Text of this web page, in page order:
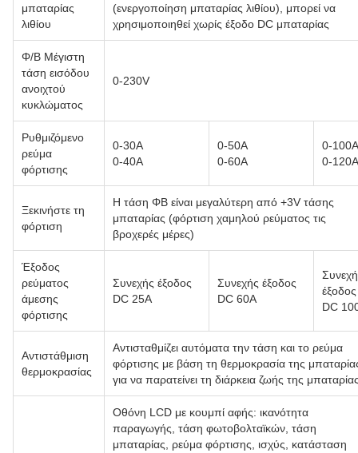
μπαταρίας
λιθίου
(ενεργοποίηση μπαταρίας λιθίου), μπορεί να
χρησιμοποιηθεί χωρίς έξοδο DC μπαταρίας
Φ/Β Μέγιστη
τάση εισόδου
ανοιχτού
κυκλώματος
0-230V
Ρυθμιζόμενο
ρεύμα
φόρτισης
0-30Α
0-40Α
0-50Α
0-60Α
0-100Α
0-120Α
Ξεκινήστε τη
φόρτιση
Η τάση ΦΒ είναι μεγαλύτερη από +3V τάσης
μπαταρίας (φόρτιση χαμηλού ρεύματος τις
βροχερές μέρες)
Έξοδος
ρεύματος
άμεσης
φόρτισης
Συνεχής έξοδος
DC 25A
Συνεχής έξοδος
DC 60A
έξοδος
DC
Αντιστάθμιση
θερμοκρασίας
Αντισταθμίζει αυτόματα την τάση και το ρεύμα
φόρτισης με βάση τη θερμοκρασία της
για να παρατείνει τη διάρκεια ζωής της
Οθόνη LCD με κουμπί αφής: ικανότητα
παραγωγής, τάση φωτοβολταϊκών, τάση
μπαταρίας, ρεύμα φόρτισης, ισχύς, κατάσταση